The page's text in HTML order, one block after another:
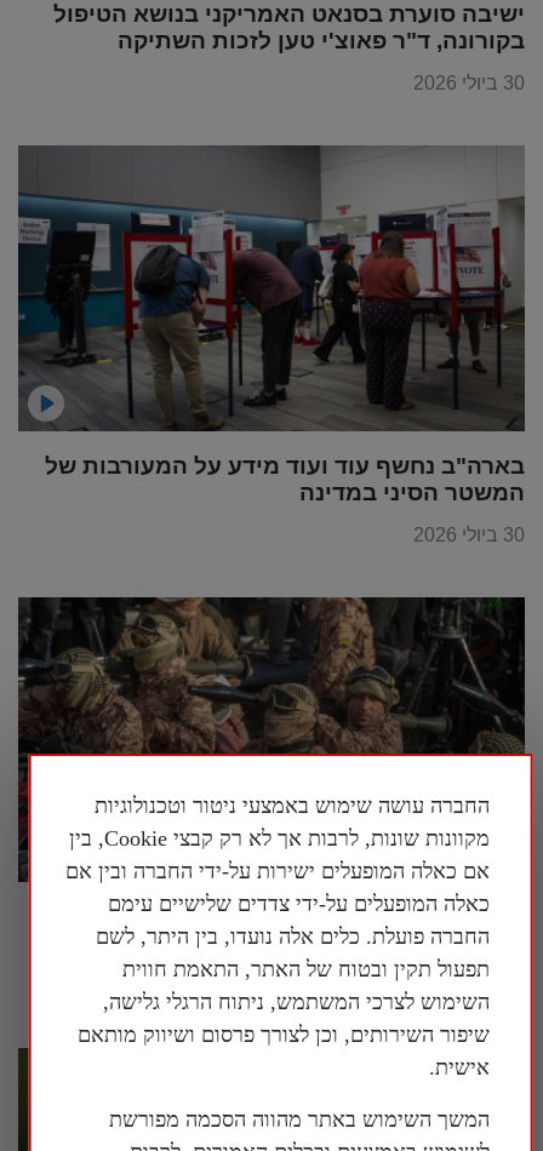
ישיבה סוערת בסנאט האמריקני בנושא הטיפול
בקורונה, ד"ר פאוצ'י טען לזכות השתיקה
30 ביולי 2026
בארה"ב נחשף עוד ועוד מידע על המעורבות של
המשטר הסיני במדינה
30 ביולי 2026
המשטר הסיני מנסה לחמש מחדש את איראן |
פרשנות
החברה עושה שימוש באמצעי ניטור וטכנולוגיות
מקוונות שונות, לרבות אך לא רק קבצי Cookie, בין
אם כאלה המופעלים ישירות על-ידי החברה ובין אם
כאלה המופעלים על-ידי צדדים שלישיים עימם
החברה פועלת. כלים אלה נועדו, בין היתר, לשם
תפעול תקין ובטוח של האתר, התאמת חווית
השימוש לצרכי המשתמש, ניתוח הרגלי גלישה,
שיפור השירותים, וכן לצורך פרסום ושיווק מותאם
אישית.
המשך השימוש באתר מהווה הסכמה מפורשת